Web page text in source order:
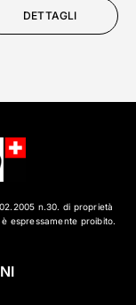
DETTAGLI
n.30. di proprietà
espressamente proibito.